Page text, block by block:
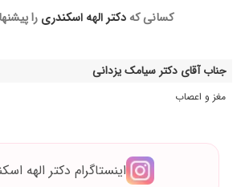
کسانی کهدکتر الهه اسکندری را
جناب آقای دکتر سیامک یزدانی
مغز و اعصاب
اینستاگرام دکتر الهه